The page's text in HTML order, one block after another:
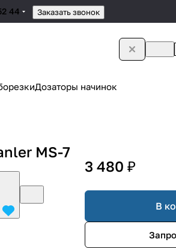
44 Заказать звонок
Дозаторы начинок
MS-7
3 480 ₽
В